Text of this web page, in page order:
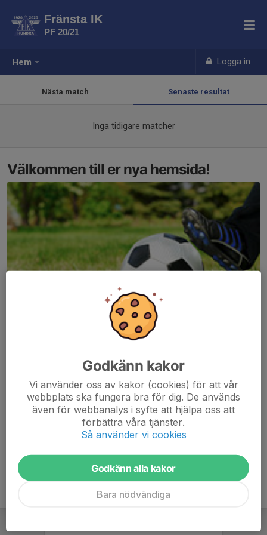
Hem Logga in
Fränsta IK
PF 20/21
Nästa match Senaste resultat
Inga tidigare matcher
Välkommen till er nya hemsida!
Här hamnar automatiskt de senaste nyheterna på hemsidan. För
att kunna börja administrera hemsidan loggar du in högst upp till
höger.
Godkänn kakor
Vi använder oss av kakor (cookies) för att vår
webbplats ska fungera bra för dig. De används
även för webbanalys i syfte att hjälpa oss att
förbättra våra tjänster.
Så använder vi cookies
Godkänn alla kakor
Bara nödvändiga